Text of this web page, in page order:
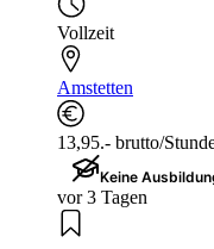
Vollzeit
Amstetten
13,95.- brutto/
Keine
vor 3 Tagen